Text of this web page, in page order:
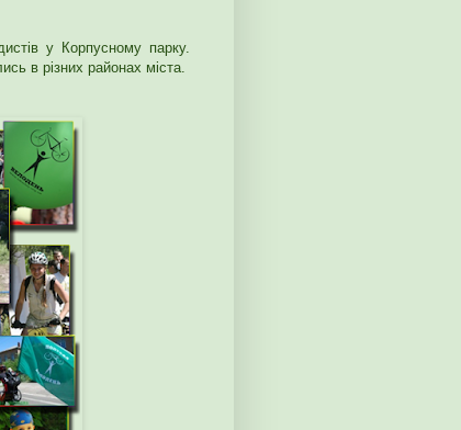
у Корпусному парку.
в різних районах міста.